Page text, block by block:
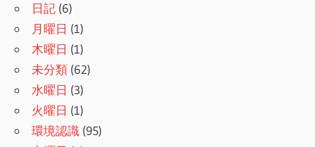
日記 (6)
月曜日 (1)
木曜日 (1)
未分類 (62)
水曜日 (3)
火曜日 (1)
環境認識 (95)